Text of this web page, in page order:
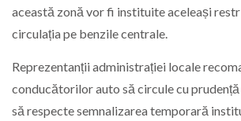
această zonă vor fi instituite aceleași
circulația pe benzile centrale.
Reprezentanții administrației locale
conducătorilor auto să circule cu
să respecte semnalizarea temporară